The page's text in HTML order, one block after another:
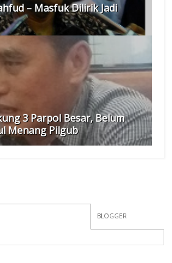
– Masfuk Dilirik Jadi
3 Parpol Besar, Belum
Menang Pilgub
BLOGGER